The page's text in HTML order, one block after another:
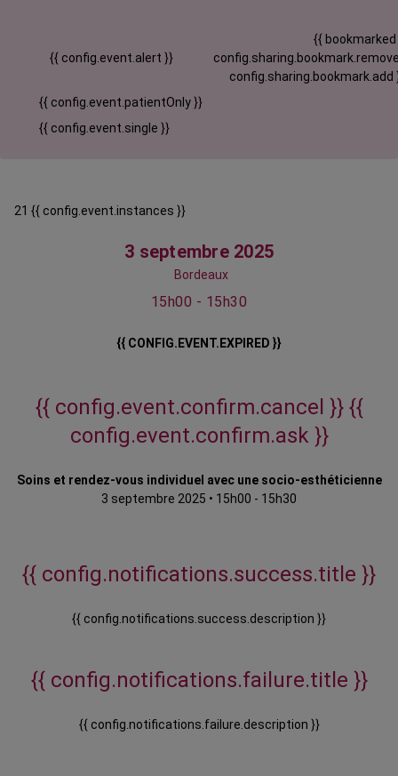
{{ config.event.alert }}
{{ bookmarked
config.sharing.bookmark.add
{{ config.event.patientOnly }}
{{ config.event.single }}
21 {{ config.event.instances }}
3 septembre 2025
Bordeaux
15h00 - 15h30
{{ CONFIG.EVENT.EXPIRED }}
{{ config.event.confirm.cancel }} {{
config.event.confirm.ask }}
Soins et rendez-vous individuel avec une socio-esthéticienne
3 septembre 2025 • 15h00 - 15h30
{{ config.notifications.success.title }}
{{ config.notifications.success.description }}
{{ config.notifications.failure.title }}
{{ config.notifications.failure.description }}